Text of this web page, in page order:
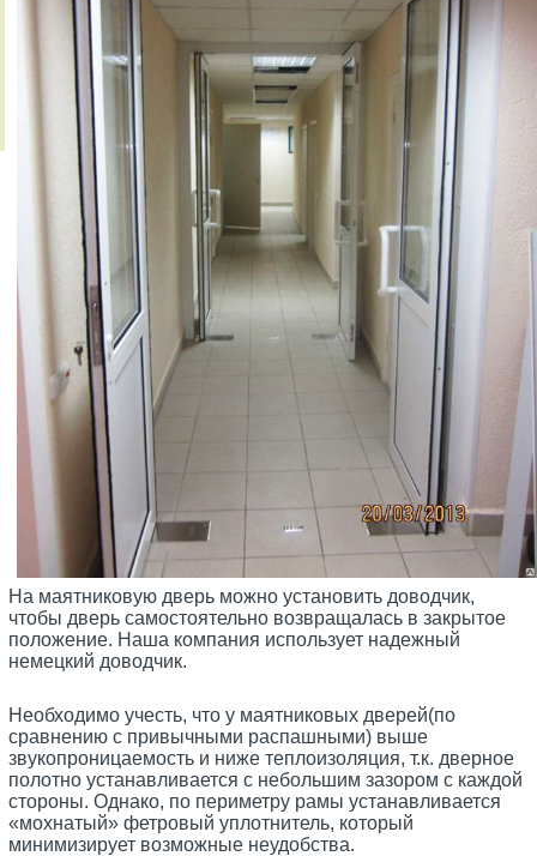
На маятниковую дверь можно установить доводчик,
чтобы дверь самостоятельно возвращалась в закрытое
положение. Наша компания использует надежный
немецкий доводчик.
Необходимо учесть, что у маятниковых дверей(по
сравнению с привычными распашными) выше
звукопроницаемость и ниже теплоизоляция, т.к. дверное
полотно устанавливается с небольшим зазором с каждой
стороны. Однако, по периметру рамы устанавливается
«мохнатый» фетровый уплотнитель, который
минимизирует возможные неудобства.